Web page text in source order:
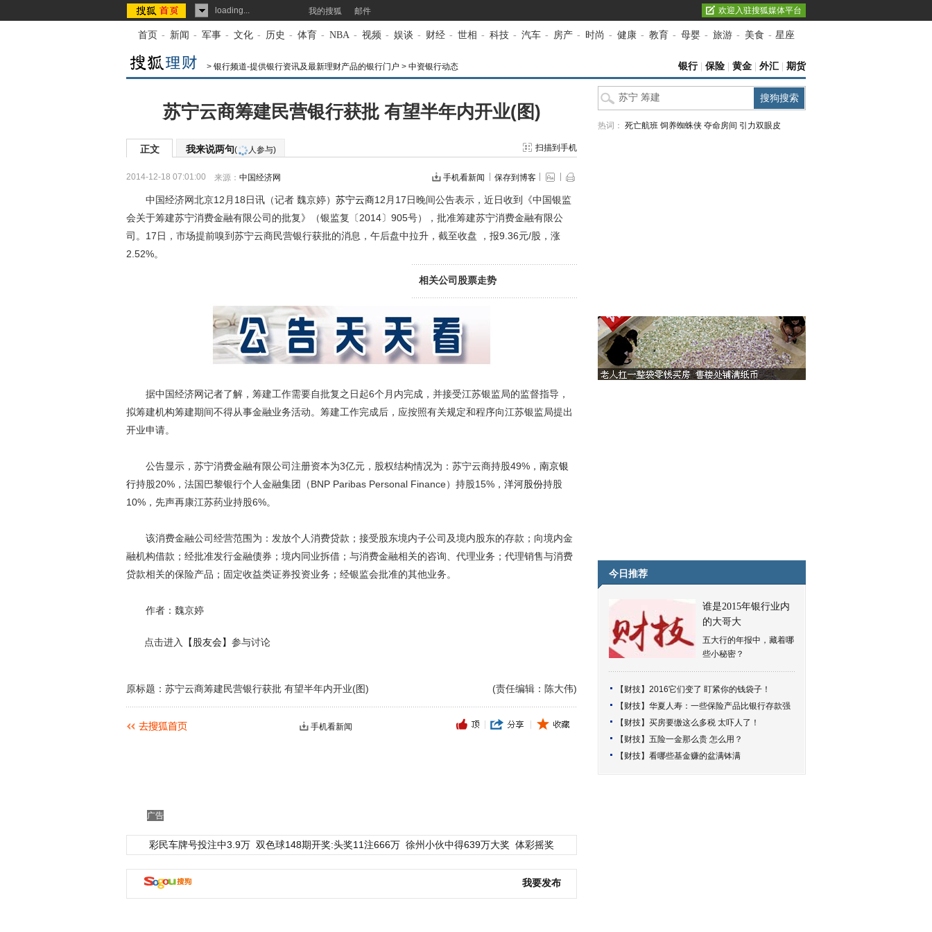
loading... 我的搜狐 邮件 欢迎入驻搜狐媒体平台
首页 - 新闻 - 军事 - 文化 - 历史 - 体育 - NBA - 视频 - 娱谈 - 财经 - 世相 - 科技 - 汽车 - 房产 - 时尚 - 健康 - 教育 - 母婴 - 旅游 - 美食 - 星座
> 银行频道-提供银行资讯及最新理财产品的银行门户 > 中资银行动态 银行| 保险 黄金 外汇 期货
苏宁云商筹建民营银行获批 有望半年内开业(图)
正文 我来说两句( 人参与) 扫描到手机
2014-12-18 07:01:00 来源： 中国经济网 手机看新闻 保存到博客
中国经济网北京12月18日讯（记者 魏京婷） 苏宁云商12月17日晚间公告表示，近日收到《中国银监
会关于筹建苏宁消费金融有限公司的批复》（银监复〔2014〕905号），批准筹建苏宁消费金融有限公
司。17日，市场提前嗅到苏宁云商民营银行获批的消息，午后盘中拉升，截至收盘
相关公司股票走势
，报9.36元/股，涨
2.52%。
据中国经济网记者了解，筹建工作需要自批复之日起6个月内完成，并接受江苏银监局的监督指导，
拟筹建机构筹建期间不得从事金融业务活动。筹建工作完成后，应按照有关规定和程序向江苏银监局提出
开业申请。
公告显示，苏宁消费金融有限公司注册资本为3亿元，股权结构情况为：苏宁云商持股49%， 南京银
行持股20%，法国巴黎银行个人金融集团（BNP Paribas Personal Finance）持股15%， 洋河股份持股
10%，先声再康江苏药业持股6%。
该消费金融公司经营范围为：发放个人消费贷款；接受股东境内子公司及境内股东的存款；向境内金
融机构借款；经批准发行金融债券；境内同业拆借；与消费金融相关的咨询、代理业务；代理销售与消费
贷款相关的保险产品；固定收益类证券投资业务；经银监会批准的其他业务。
作者：魏京婷
点击进入 【股友会】 参与讨论
(责任编辑：陈大伟)
原标题：苏宁云商筹建民营银行获批 有望半年内开业(图)
手机看新闻
广告
彩民车牌号投注中3.9万 双色球148期开奖:头奖11注666万 徐州小伙中得639万大奖 体彩摇奖
我要发布
热词： 死亡航班 饲养蜘蛛侠 夺命房间 引力双眼皮
今日推荐
谁是2015年银行业内
的大哥大
五大行的年报中，藏着哪
些小秘密？
【财技】 2016它们变了 盯紧你的钱袋子！
【财技】 华夏人寿：一些保险产品比银行存款强
【财技】 买房要缴这么多税 太吓人了！
【财技】 五险一金那么贵 怎么用？
【财技】 看哪些基金赚的盆满钵满